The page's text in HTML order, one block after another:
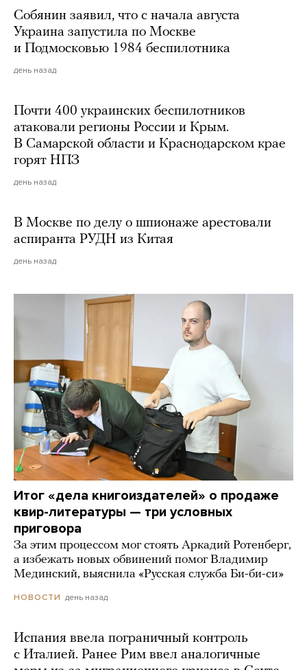
Собянин заявил, что с начала августа
Украина запустила по Москве
и Подмосковью 1984 беспилотника
день назад
Почти 400 украинских беспилотников
атаковали регионы России и Крым.
В Самарской области и Краснодарском крае
горят НПЗ
день назад
В Москве по делу о шпионаже арестовали
аспиранта РУДН из Китая
день назад
Итог «дела книгоиздателей» о продаже
квир-литературы — три условных
приговора
За этим процессом мог стоять Аркадий Ротенберг,
а избежать новых обвинений помог Владимир
Мединский, выяснила «Русская служба Би-би-си»
НОВОСТИ день назад
Испания ввела пограничный контроль
с Италией. Ранее Рим ввел аналогичные